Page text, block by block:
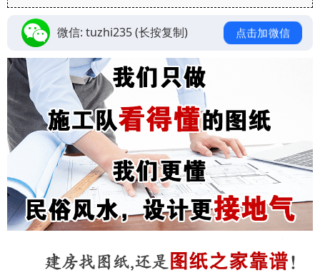
微信: tuzhi235(长按复制) 点击加微信